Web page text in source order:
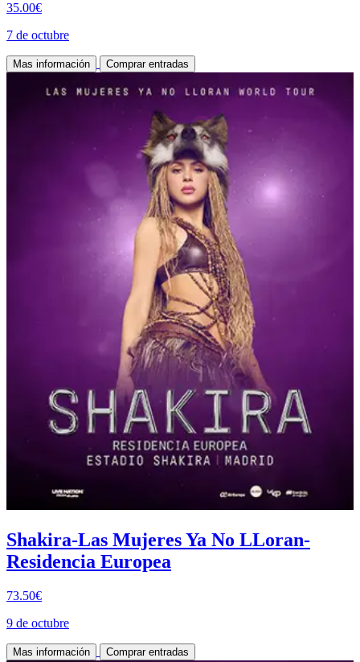
35.00€
7 de octubre
Mas información Comprar entradas
Shakira-Las Mujeres Ya No LLoran-
Residencia Europea
73.50€
9 de octubre
Mas información Comprar entradas